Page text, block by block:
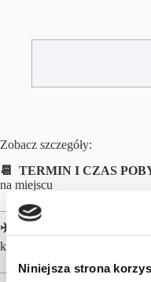
Niniejsza strona
Zobacz szczegóły:
📆 TERMIN I CZAS
na miejscu
✈️ LOTY z Krakowa
kg w cenie